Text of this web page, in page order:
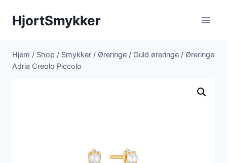
HjortSmykker
Hjem / Shop / Smykker / Øreringe / Guld øreringe / Øreringe
Adria Creolo Piccolo